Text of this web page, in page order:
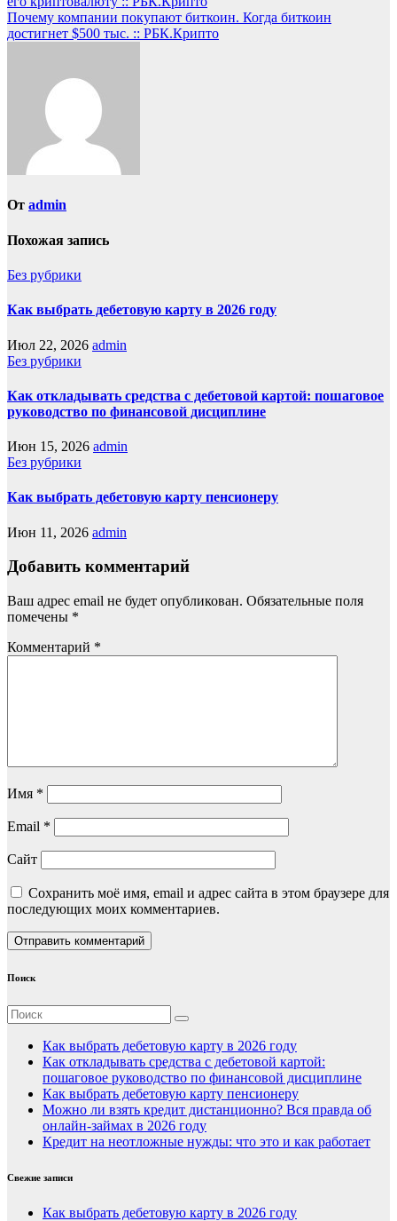
Почему компании покупают биткоин. Когда биткоин
достигнет $500 тыс. :: РБК.Крипто
От admin
Похожая запись
Без рубрики
Как выбрать дебетовую карту в 2026 году
Июл 22, 2026 admin
Без рубрики
Как откладывать средства с дебетовой картой: пошаговое
руководство по финансовой дисциплине
Июн 15, 2026 admin
Без рубрики
Как выбрать дебетовую карту пенсионеру
Июн 11, 2026 admin
Добавить комментарий
Ваш адрес email не будет опубликован. Обязательные поля
помечены *
Комментарий *
Имя *
Email *
Сайт
Сохранить моё имя, email и адрес сайта в этом браузере для
последующих моих комментариев.
Поиск
Как выбрать дебетовую карту в 2026 году
Как откладывать средства с дебетовой картой:
пошаговое руководство по финансовой дисциплине
Как выбрать дебетовую карту пенсионеру
Можно ли взять кредит дистанционно? Вся правда об
онлайн-займах в 2026 году
Кредит на неотложные нужды: что это и как работает
Свежие записи
Как выбрать дебетовую карту в 2026 году